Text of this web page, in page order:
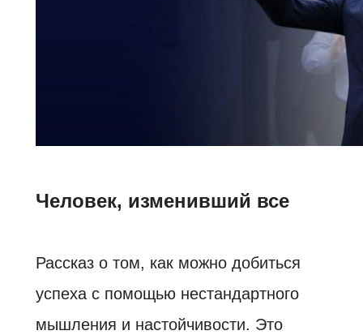
Человек, изменивший все
Рассказ о том, как можно добиться
успеха с помощью нестандартного
мышления и настойчивости. Это